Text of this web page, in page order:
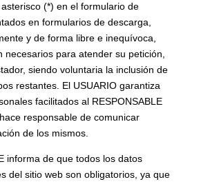
(*) en el formulario de
en formularios de descarga,
y de forma libre e inequívoca,
necesarios para atender su petición,
siendo voluntaria la inclusión de
restantes. El USUARIO garantiza
facilitados al RESPONSABLE
responsable de comunicar
de los mismos.
informa de que todos los datos
del sitio web son obligatorios, ya que